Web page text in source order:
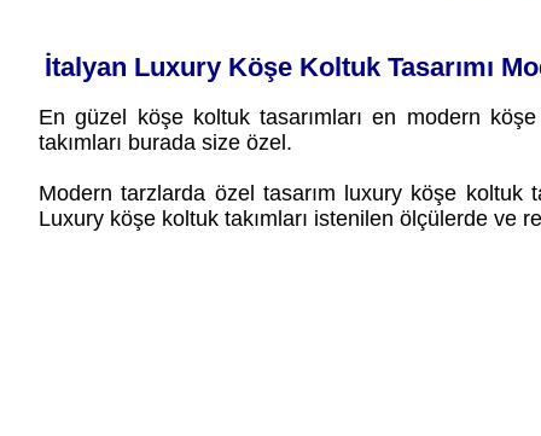
İtalyan Luxury Köşe Koltuk Tasarımı
En güzel köşe koltuk tasarımları en modern
takımları burada size özel.
Modern tarzlarda özel tasarım luxury köşe koltuk
Luxury köşe koltuk takımları istenilen ölçülerde ve